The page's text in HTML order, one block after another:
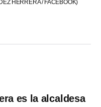
HERRERA / FACEBOOK)
es la alcaldesa